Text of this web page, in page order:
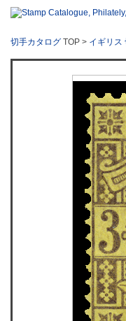
切手カタログ TOP > イギリス